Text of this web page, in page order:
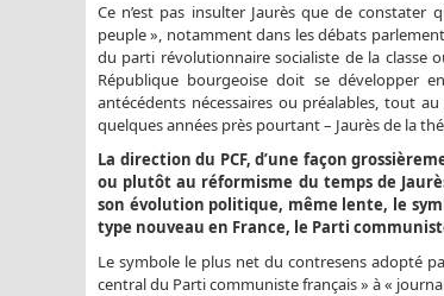
Ce n’est pas insulter Jaurès que de
peuple », notamment dans les débats
du parti révolutionnaire socialiste de la classe
République bourgeoise doit se développer
antécédents nécessaires ou préalables, tout
quelques années près pourtant – Jaurès de la
La direction du PCF, d’une façon
ou plutôt au réformisme du temps de
son évolution politique, même lente, le
type nouveau en France, le Parti
Le symbole le plus net du contresens adopté
central du Parti communiste français » à «